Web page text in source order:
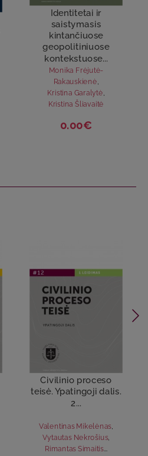
Identitetai ir
saistymasis
kintančiuose
geopolitiniuose
kontekstuose...
Monika Frėjutė-
Rakauskienė
Kristina Garalytė
Kristina Šliavaitė
0.00€
Civilinio proceso
teisė. Ypatingoji dalis.
2...
Valentinas Mikelėnas
Vytautas Nekrošius,
Rimantas Simaitis...